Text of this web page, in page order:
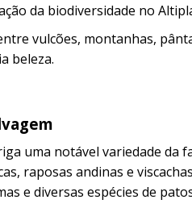
da biodiversidade no
vulcões, montanhas,
beleza.
uma notável variedade da
raposas andinas e
e diversas espécies de